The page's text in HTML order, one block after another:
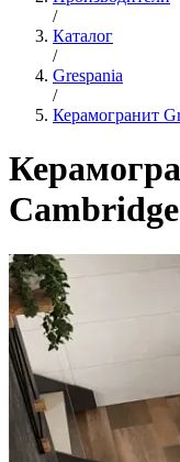
/
Каталог
/
Grespania
/
Керамогранит
Cambridge